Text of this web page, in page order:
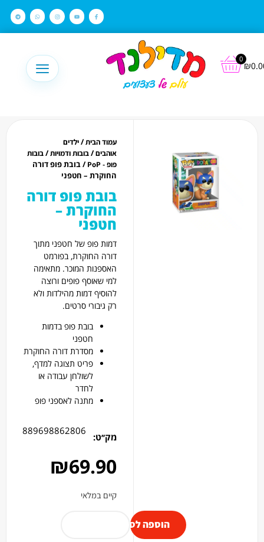
₪
0
עמוד הבית/ילדים
אוהבים/בובות ודמויות/בובות
פופ - PoP
/ בובת פופ דורה
החוקרת – חטפני
בובת פופ דורה
החוקרת –
חטפני
דמות פופ של חטפני מתוך
דורה החוקרת, בפורמט
האספנות המוכר. מתאימה
למי שאוסף פופים ורוצה
להוסיף דמות מהילדות ולא
רק גיבורי סרטים.
בובת פופ בדמות
חטפני
מסדרת דורה החוקרת
פריט תצוגה למדף,
לשולחן עבודה או
לחדר
מתנה לאספני פופ
מק׳׳ט:
889698862806
₪69.90
קיים במלאי
הוספה לסל